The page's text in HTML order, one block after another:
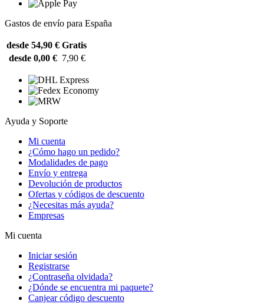
Gastos de envío para España
desde 54,90 € Gratis
desde 0,00 € 7,90 €
Ayuda y Soporte
Mi cuenta
¿Cómo hago un pedido?
Modalidades de pago
Envío y entrega
Devolución de productos
Ofertas y códigos de descuento
¿Necesitas más ayuda?
Empresas
Mi cuenta
Iniciar sesión
Registrarse
¿Contraseña olvidada?
¿Dónde se encuentra mi paquete?
Canjear código descuento